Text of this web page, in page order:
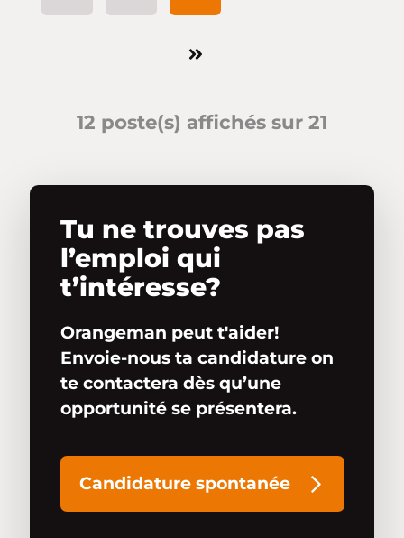
12 poste(s) affichés sur 21
Tu ne trouves pas
l’emploi qui
t’intéresse?
Orangeman peut t'aider!
Envoie-nous ta candidature on
te contactera dès qu’une
opportunité se présentera.
Candidature spontanée